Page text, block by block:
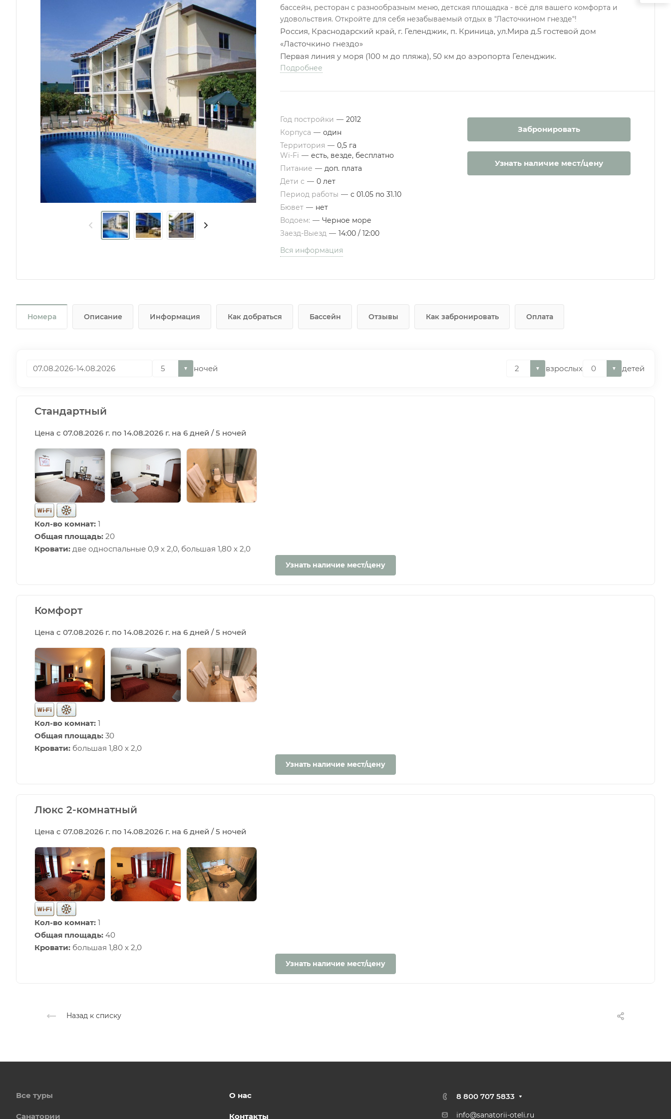
бассейн, ресторан с разнообразным меню, детская площадка - всё для вашего комфорта и
удовольствия. Откройте для себя незабываемый отдых в "Ласточкином гнезде"!
Россия, Краснодарский край, г. Геленджик, п. Криница, ул.Мира д.5 гостевой дом
«Ласточкино гнездо»
Первая линия у моря (100 м до пляжа), 50 км до аэропорта Геленджик.
Подробнее
Год постройки — 2012
Корпуса — один
Территория — 0,5 га
Wi-Fi — есть, везде, бесплатно
Питание — доп. плата
Дети с — 0 лет
Период работы — с 01.05 по 31.10
Бювет — нет
Водоем: — Черное море
Заезд-Выезд — 14:00 / 12:00
Вся информация
Забронировать
Узнать наличие мест/цену
Номера Описание Информация Как добраться Бассейн Отзывы Как забронировать Оплата
▼ ночей ▼ взрослых ▼ детей
Стандартный
Цена с 07.08.2026 г. по 14.08.2026 г. на 6 дней / 5 ночей
Кол-во комнат: 1
Общая площадь: 20
Кровати: две односпальные 0,9 х 2,0, большая 1,80 х 2,0
Узнать наличие мест/цену
Комфорт
Цена с 07.08.2026 г. по 14.08.2026 г. на 6 дней / 5 ночей
Кол-во комнат: 1
Общая площадь: 30
Кровати: большая 1,80 х 2,0
Узнать наличие мест/цену
Люкс 2-комнатный
Цена с 07.08.2026 г. по 14.08.2026 г. на 6 дней / 5 ночей
Кол-во комнат: 1
Общая площадь: 40
Кровати: большая 1,80 х 2,0
Узнать наличие мест/цену
Назад к списку
Все туры
Санатории
О нас
Контакты
8 800 707 5833
info@sanatorii-oteli.ru